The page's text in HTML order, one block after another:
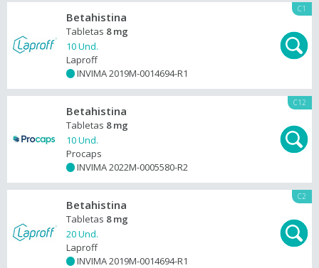
C1
Betahistina
Tabletas 8 mg
10 Und.
Laproff
INVIMA 2019M-0014694-R1
C12
Betahistina
Tabletas 8 mg
10 Und.
Procaps
INVIMA 2022M-0005580-R2
C2
Betahistina
Tabletas 8 mg
20 Und.
Laproff
INVIMA 2019M-0014694-R1